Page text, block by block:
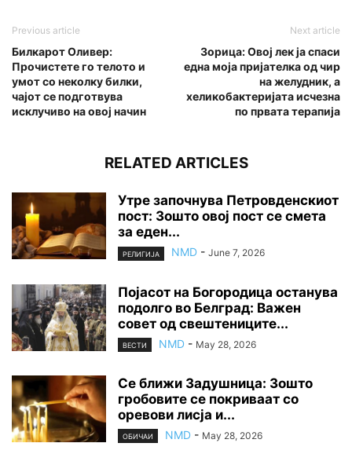
Previous article
Билкарот Оливер:
Прочистете го телото и
умот со неколку билки,
чајот се подготвува
исклучиво на овој начин
Next article
Зорица: Овој лек ја спаси
една моја пријателка од чир
на желудник, а
хеликобактеријата исчезна
по првата терапија
RELATED ARTICLES
Утре започнува Петровденскиот
пост: Зошто овој пост се смета
за еден...
РЕЛИГИЈА NMD - June 7, 2026
Појасот на Богородица останува
подолго во Белград: Важен
совет од свештениците...
ВЕСТИ NMD - May 28, 2026
Се ближи Задушница: Зошто
гробовите се покриваат со
оревови лисја и...
ОБИЧАИ NMD - May 28, 2026